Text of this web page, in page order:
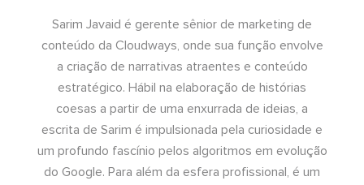
Sarim Javaid é gerente sênior de marketing de
conteúdo da Cloudways, onde sua função envolve
a criação de narrativas atraentes e conteúdo
estratégico. Hábil na elaboração de histórias
coesas a partir de uma enxurrada de ideias, a
escrita de Sarim é impulsionada pela curiosidade e
um profundo fascínio pelos algoritmos em evolução
do Google. Para além da esfera profissional, é um